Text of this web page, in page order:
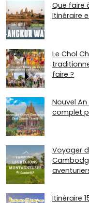
Que faire
Itinéraire
Le Chol
faire ?
Nouvel
complet
Voyager
Itinéraire